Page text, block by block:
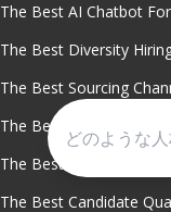
The Best AI Chatbot
The Best Diversity
The Best Sourcing
The Best Offer
The Best Predictive
The Best Candidate